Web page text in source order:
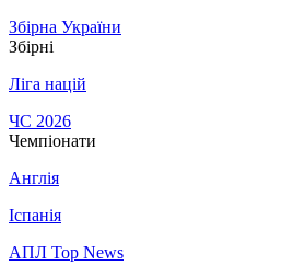
Збірна України
Збірні
Ліга націй
ЧС 2026
Чемпіонати
Англія
Іспанія
АПЛ Top News